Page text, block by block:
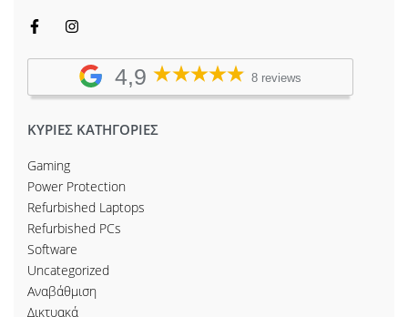
4,9 8 reviews
ΚΥΡΙΕΣ ΚΑΤΗΓΟΡΙΕΣ
Gaming
Power Protection
Refurbished Laptops
Refurbished PCs
Software
Uncategorized
Αναβάθμιση
Δικτυακά